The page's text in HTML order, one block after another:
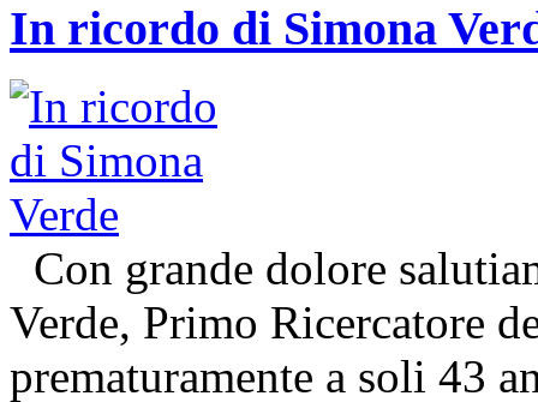
In ricordo di Simona
Con grande dolore
Verde, Primo Ricercatore
prematuramente a soli 43